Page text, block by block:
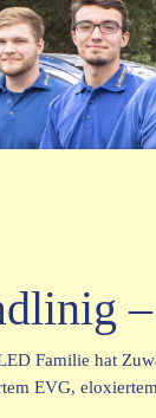
Familie hat
EVG,